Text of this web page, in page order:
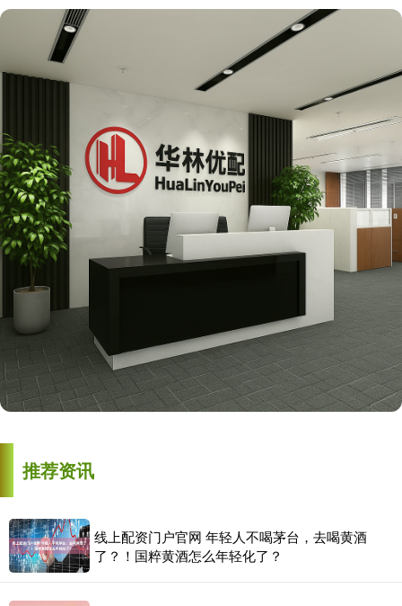
推荐资讯
线上配资门户官网 年轻人不喝茅台，去喝黄酒
了？！国粹黄酒怎么年轻化了？